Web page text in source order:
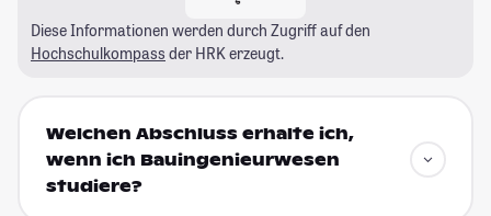
Diese Informationen werden durch Zugriff auf den
Hochschulkompass der HRK erzeugt.
Welchen Abschluss erhalte ich,
wenn ich Bauingenieurwesen
studiere?